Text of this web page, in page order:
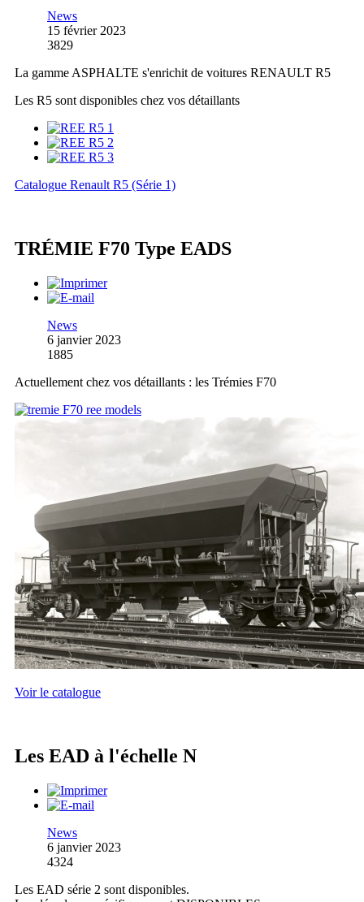
News
15 février 2023
3829
La gamme ASPHALTE s'enrichit de voitures RENAULT R5
Les R5 sont disponibles chez vos détaillants
Catalogue Renault R5 (Série 1)
TRÉMIE F70 Type EADS
News
6 janvier 2023
1885
Actuellement chez vos détaillants : les Trémies F70
Voir le catalogue
Les EAD à l'échelle N
News
6 janvier 2023
4324
Les EAD série 2 sont disponibles.